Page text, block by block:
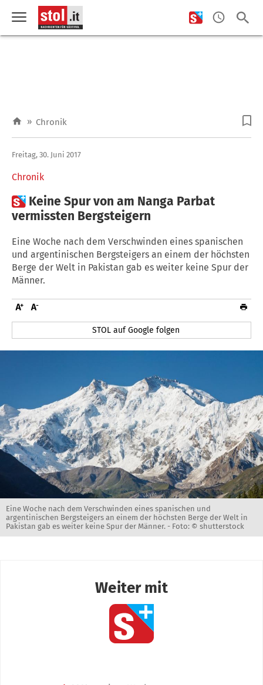
» Chronik
Chronik
Freitag, 30. Juni 2017
 Keine Spur von am Nanga Parbat
vermissten Bergsteigern
Eine Woche nach dem Verschwinden eines spanischen
und argentinischen Bergsteigers an einem der höchsten
Berge der Welt in Pakistan gab es weiter keine Spur der
Männer.
STOL auf Google folgen
Eine Woche nach dem Verschwinden eines spanischen und
argentinischen Bergsteigers an einem der höchsten Berge der Welt in
Pakistan gab es weiter keine Spur der Männer. - Foto: © shutterstock